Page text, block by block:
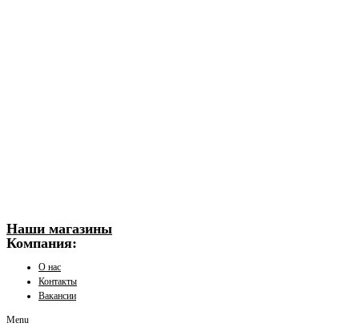
Наши магазины
Компания:
О нас
Контакты
Вакансии
Menu